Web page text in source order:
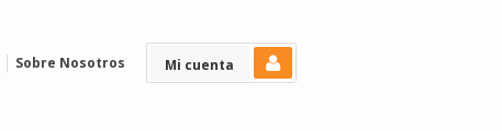
Mi cuenta
Sobre Nosotros